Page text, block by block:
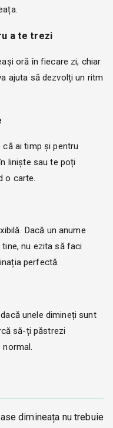
a te trezi
oră în fiecare zi, chiar
ajuta să dezvolți un ritm
că ai timp și pentru
liniște sau te poți
o carte.
Dacă un anume
nu ezita să faci
perfectă.
unele dimineți sunt
să-ți păstrezi
normal.
dimineața nu trebuie